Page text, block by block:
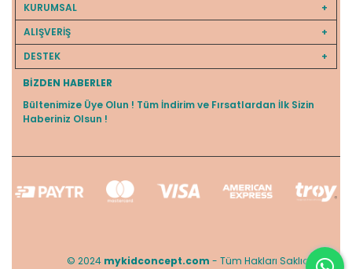
KURUMSAL
ALIŞVERİŞ
DESTEK
BIZDEN HABERLER
Bültenimize Üye Olun ! Tüm İndirim ve Fırsatlardan İlk Sizin
Haberiniz Olsun !
© 2024 mykidconcept.com - Tüm Hakları Saklıdır.